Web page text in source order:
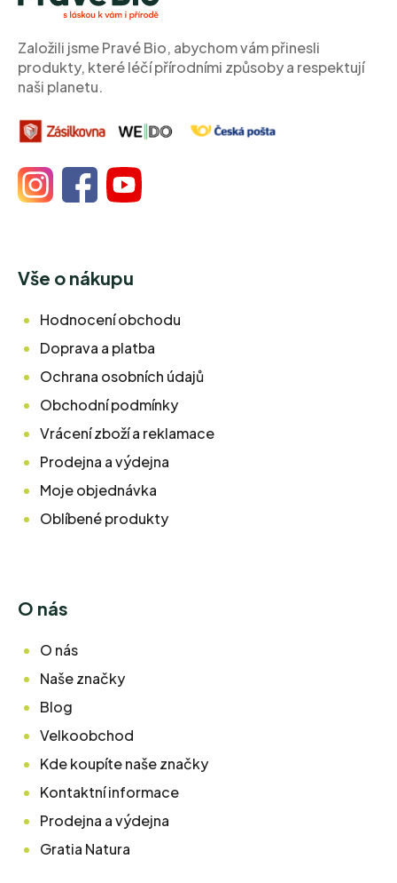
Založili jsme Pravé Bio, abychom vám přinesli
produkty, které léčí přírodními způsoby a respektují
naši planetu.
Vše o nákupu
Hodnocení obchodu
Doprava a platba
Ochrana osobních údajů
Obchodní podmínky
Vrácení zboží a reklamace
Prodejna a výdejna
Moje objednávka
Oblíbené produkty
O nás
O nás
Naše značky
Blog
Velkoobchod
Kde koupíte naše značky
Kontaktní informace
Prodejna a výdejna
Gratia Natura